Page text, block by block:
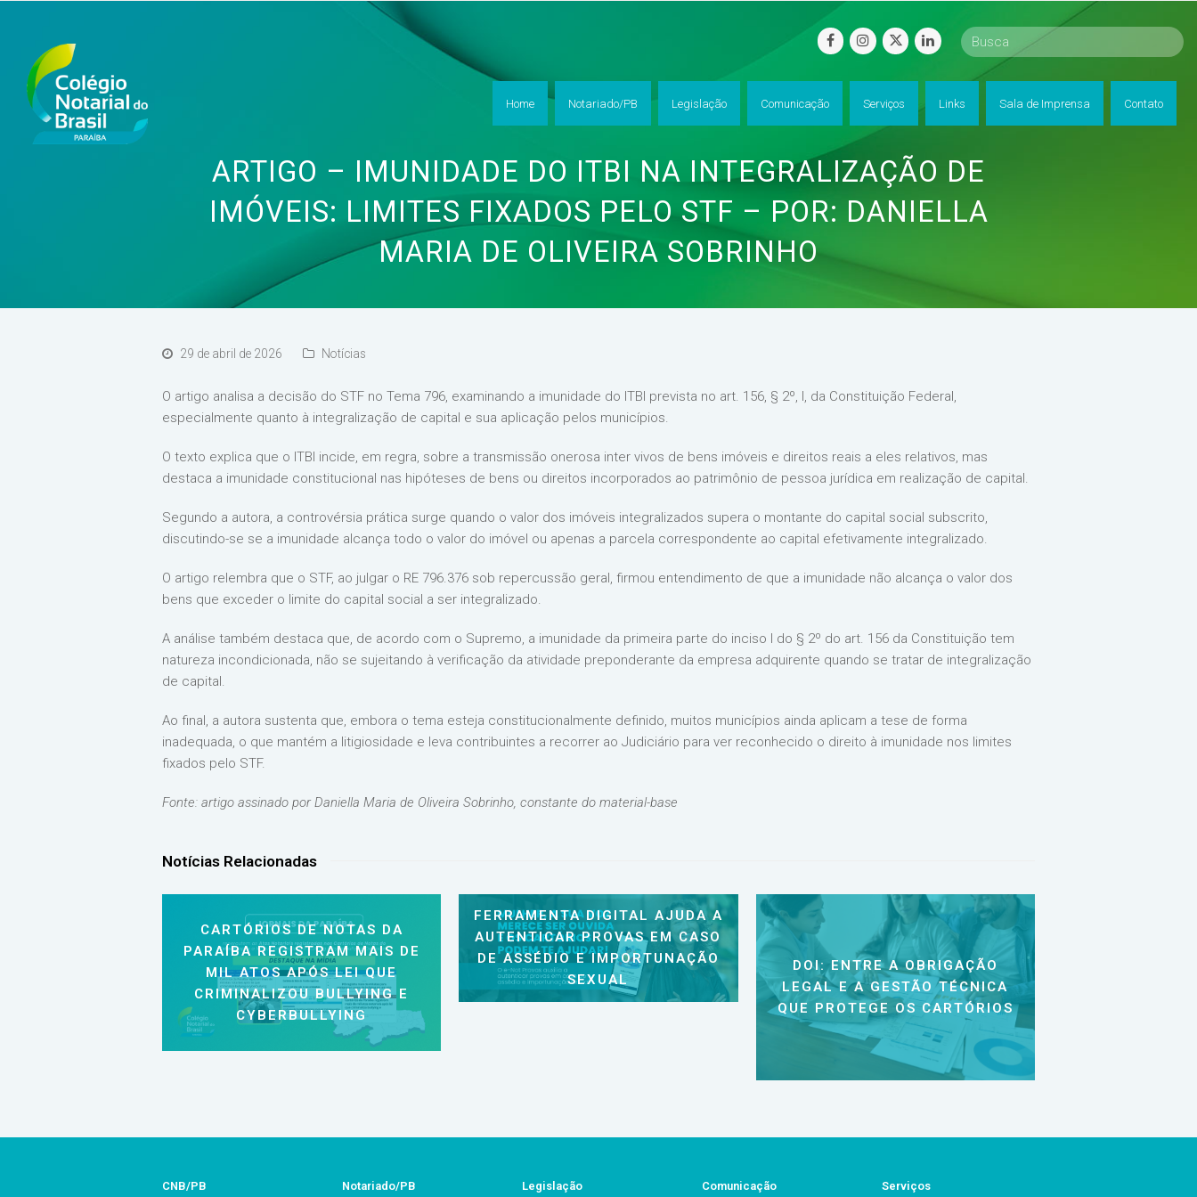
facebookinstagram
twitterlinkedin
Home Notariado/PB Legislação Comunicação Serviços Links Sala de Imprensa Contato
ARTIGO – IMUNIDADE DO ITBI NA INTEGRALIZAÇÃO DE
IMÓVEIS: LIMITES FIXADOS PELO STF – POR: DANIELLA
MARIA DE OLIVEIRA SOBRINHO
29 de abril de 2026 Notícias
O artigo analisa a decisão do STF no Tema 796, examinando a imunidade do ITBI prevista no art. 156, § 2º, I, da Constituição Federal,
especialmente quanto à integralização de capital e sua aplicação pelos municípios.
O texto explica que o ITBI incide, em regra, sobre a transmissão onerosa inter vivos de bens imóveis e direitos reais a eles relativos, mas
destaca a imunidade constitucional nas hipóteses de bens ou direitos incorporados ao patrimônio de pessoa jurídica em realização de capital.
Segundo a autora, a controvérsia prática surge quando o valor dos imóveis integralizados supera o montante do capital social subscrito,
discutindo-se se a imunidade alcança todo o valor do imóvel ou apenas a parcela correspondente ao capital efetivamente integralizado.
O artigo relembra que o STF, ao julgar o RE 796.376 sob repercussão geral, firmou entendimento de que a imunidade não alcança o valor dos
bens que exceder o limite do capital social a ser integralizado.
A análise também destaca que, de acordo com o Supremo, a imunidade da primeira parte do inciso I do § 2º do art. 156 da Constituição tem
natureza incondicionada, não se sujeitando à verificação da atividade preponderante da empresa adquirente quando se tratar de integralização
de capital.
Ao final, a autora sustenta que, embora o tema esteja constitucionalmente definido, muitos municípios ainda aplicam a tese de forma
inadequada, o que mantém a litigiosidade e leva contribuintes a recorrer ao Judiciário para ver reconhecido o direito à imunidade nos limites
fixados pelo STF.
Fonte: artigo assinado por Daniella Maria de Oliveira Sobrinho, constante do material-base
Notícias Relacionadas
CARTÓRIOS DE NOTAS DA
PARAÍBA REGISTRAM MAIS DE
MIL ATOS APÓS LEI QUE
CRIMINALIZOU BULLYING E
CYBERBULLYING
FERRAMENTA DIGITAL AJUDA A
AUTENTICAR PROVAS EM CASO
DE ASSÉDIO E IMPORTUNAÇÃO
SEXUAL
DOI: ENTRE A OBRIGAÇÃO
LEGAL E A GESTÃO TÉCNICA
QUE PROTEGE OS CARTÓRIOS
CNB/PB Notariado/PB Legislação Comunicação Serviços